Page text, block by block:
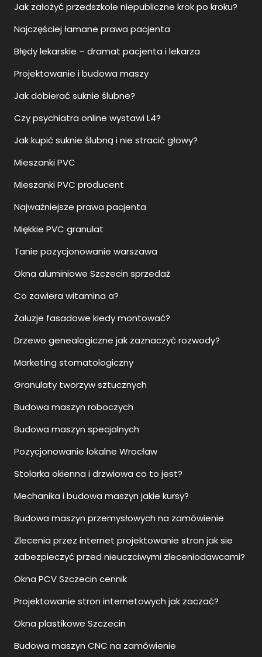
Jak założyć przedszkole niepubliczne krok po kroku?
Najczęściej łamane prawa pacjenta
Błędy lekarskie – dramat pacjenta i lekarza
Projektowanie i budowa maszy
Jak dobierać suknie ślubne?
Czy psychiatra online wystawi L4?
Jak kupić suknie ślubną i nie stracić głowy?
Mieszanki PVC
Mieszanki PVC producent
Najważniejsze prawa pacjenta
Miękkie PVC granulat
Tanie pozycjonowanie warszawa
Okna aluminiowe Szczecin sprzedaż
Co zawiera witamina a?
Żaluzje fasadowe kiedy montować?
Drzewo genealogiczne jak zaznaczyć rozwody?
Marketing stomatologiczny
Granulaty tworzyw sztucznych
Budowa maszyn roboczych
Budowa maszyn specjalnych
Pozycjonowanie lokalne Wrocław
Stolarka okienna i drzwiowa co to jest?
Mechanika i budowa maszyn jakie kursy?
Budowa maszyn przemysłowych na zamówienie
Zlecenia przez internet projektowanie stron jak sie
zabezpieczyć przed nieuczciwymi zleceniodawcami?
Okna PCV Szczecin cennik
Projektowanie stron internetowych jak zaczać?
Okna plastikowe Szczecin
Budowa maszyn CNC na zamówienie